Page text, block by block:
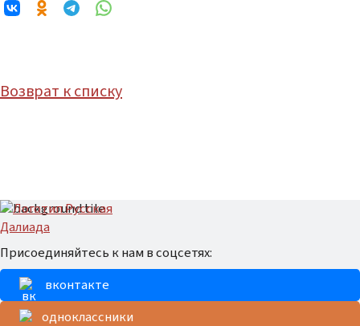
Возврат к списку
Присоединяйтесь к нам в соцсетях:
вконтакте
одноклассники